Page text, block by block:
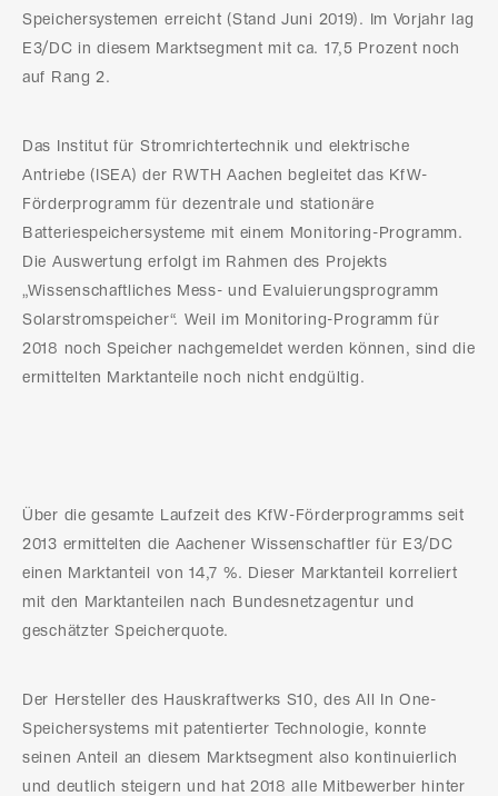
Speichersystemen erreicht (Stand Juni 2019). Im Vorjahr lag
E3/DC in diesem Marktsegment mit ca. 17,5 Prozent noch
auf Rang 2.
Das Institut für Stromrichtertechnik und elektrische
Antriebe (ISEA) der RWTH Aachen begleitet das KfW-
Förderprogramm für dezentrale und stationäre
Batteriespeichersysteme mit einem Monitoring-Programm.
Die Auswertung erfolgt im Rahmen des Projekts
„Wissenschaftliches Mess- und Evaluierungsprogramm
Solarstromspeicher“. Weil im Monitoring-Programm für
2018 noch Speicher nachgemeldet werden können, sind die
ermittelten Marktanteile noch nicht endgültig.
Über die gesamte Laufzeit des KfW-Förderprogramms seit
2013 ermittelten die Aachener Wissenschaftler für E3/DC
einen Marktanteil von 14,7 %. Dieser Marktanteil korreliert
mit den Marktanteilen nach Bundesnetzagentur und
geschätzter Speicherquote.
Der Hersteller des Hauskraftwerks S10, des All In One-
Speichersystems mit patentierter Technologie, konnte
seinen Anteil an diesem Marktsegment also kontinuierlich
und deutlich steigern und hat 2018 alle Mitbewerber hinter